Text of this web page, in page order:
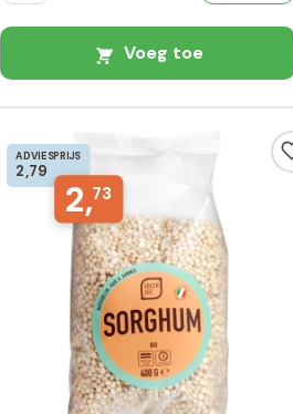
Voeg toe
ADVIESPRIJS
2,79
2,73